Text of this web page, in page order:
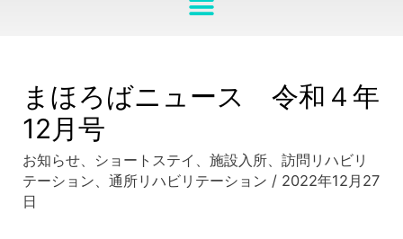
まほろばニュース 令和４年
12月号
お知らせ、 ショートステイ 、施設入所、訪問リハビリ
テーション、通所リハビリテーション / 2022年12月27
日